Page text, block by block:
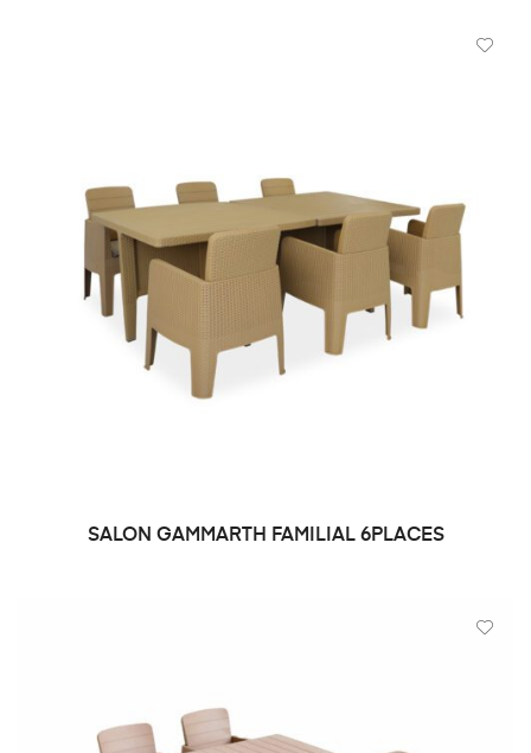
SALON GAMMARTH FAMILIAL 6PLACES